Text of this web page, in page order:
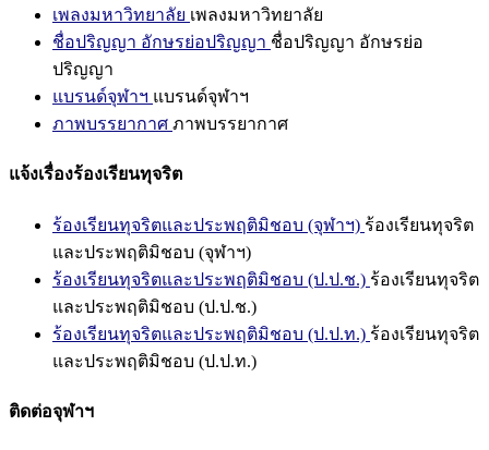
เพลงมหาวิทยาลัย เพลงมหาวิทยาลัย
ชื่อปริญญา อักษรย่อปริญญา ชื่อปริญญา อักษรย่อ
ปริญญา
แบรนด์จุฬาฯ แบรนด์จุฬาฯ
ภาพบรรยากาศ ภาพบรรยากาศ
แจ้งเรื่องร้องเรียนทุจริต
ร้องเรียนทุจริตและประพฤติมิชอบ (จุฬาฯ) ร้องเรียนทุจริต
และประพฤติมิชอบ (จุฬาฯ)
ร้องเรียนทุจริตและประพฤติมิชอบ (ป.ป.ช.) ร้องเรียนทุจริต
และประพฤติมิชอบ (ป.ป.ช.)
ร้องเรียนทุจริตและประพฤติมิชอบ (ป.ป.ท.) ร้องเรียนทุจริต
และประพฤติมิชอบ (ป.ป.ท.)
ติดต่อจุฬาฯ